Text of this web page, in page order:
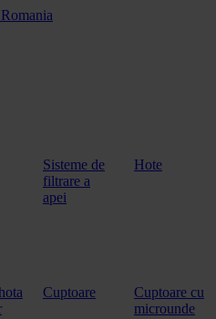
Sisteme de
filtrare a
apei
Hote
Cuptoare
Cuptoare cu
microunde